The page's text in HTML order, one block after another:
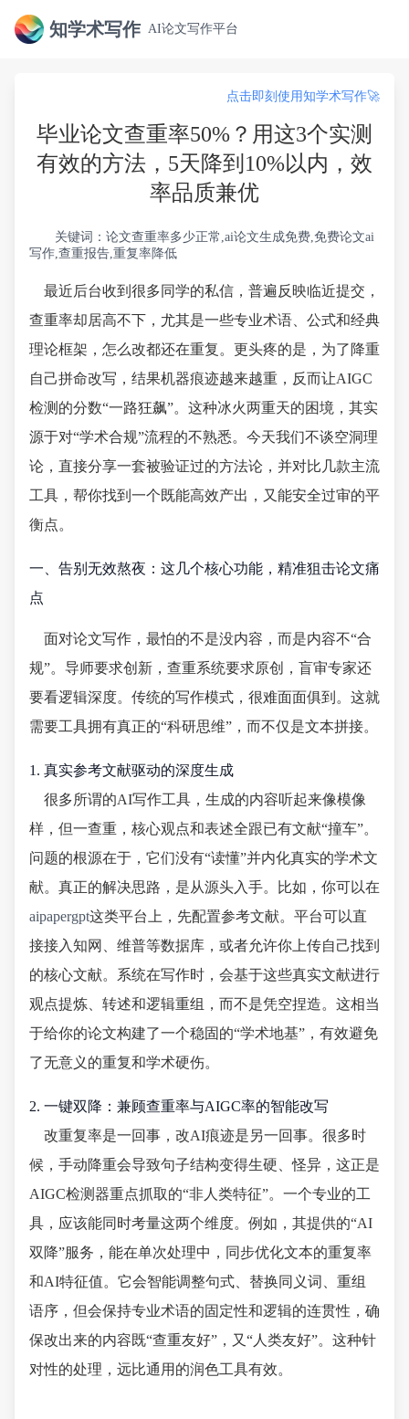
知学术写作 AI论文写作平台
点击即刻使用知学术写作🚀
毕业论文查重率50%？用这3个实测
有效的方法，5天降到10%以内，效
率品质兼优
关键词：论文查重率多少正常,ai论文生成免费,免费论文ai
写作,查重报告,重复率降低
最近后台收到很多同学的私信，普遍反映临近提交，
查重率却居高不下，尤其是一些专业术语、公式和经典
理论框架，怎么改都还在重复。更头疼的是，为了降重
自己拼命改写，结果机器痕迹越来越重，反而让AIGC
检测的分数“一路狂飙”。这种冰火两重天的困境，其实
源于对“学术合规”流程的不熟悉。今天我们不谈空洞理
论，直接分享一套被验证过的方法论，并对比几款主流
工具，帮你找到一个既能高效产出，又能安全过审的平
衡点。
一、告别无效熬夜：这几个核心功能，精准狙击论文痛
点
面对论文写作，最怕的不是没内容，而是内容不“合
规”。导师要求创新，查重系统要求原创，盲审专家还
要看逻辑深度。传统的写作模式，很难面面俱到。这就
需要工具拥有真正的“科研思维”，而不仅是文本拼接。
1. 真实参考文献驱动的深度生成
很多所谓的AI写作工具，生成的内容听起来像模像
样，但一查重，核心观点和表述全跟已有文献“撞车”。
问题的根源在于，它们没有“读懂”并内化真实的学术文
献。真正的解决思路，是从源头入手。比如，你可以在
aipapergpt这类平台上，先配置参考文献。平台可以直
接接入知网、维普等数据库，或者允许你上传自己找到
的核心文献。系统在写作时，会基于这些真实文献进行
观点提炼、转述和逻辑重组，而不是凭空捏造。这相当
于给你的论文构建了一个稳固的“学术地基”，有效避免
了无意义的重复和学术硬伤。
2. 一键双降：兼顾查重率与AIGC率的智能改写
改重复率是一回事，改AI痕迹是另一回事。很多时
候，手动降重会导致句子结构变得生硬、怪异，这正是
AIGC检测器重点抓取的“非人类特征”。一个专业的工
具，应该能同时考量这两个维度。例如，其提供的“AI
双降”服务，能在单次处理中，同步优化文本的重复率
和AI特征值。它会智能调整句式、替换同义词、重组
语序，但会保持专业术语的固定性和逻辑的连贯性，确
保改出来的内容既“查重友好”，又“人类友好”。这种针
对性的处理，远比通用的润色工具有效。